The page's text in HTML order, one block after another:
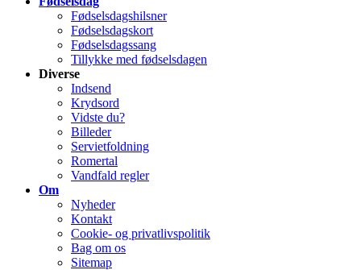
Fødselsdagshilsner
Fødselsdagskort
Fødselsdagssang
Tillykke med fødselsdagen
Diverse
Indsend
Krydsord
Vidste du?
Billeder
Servietfoldning
Romertal
Vandfald regler
Om
Nyheder
Kontakt
Cookie- og privatlivspolitik
Bag om os
Sitemap